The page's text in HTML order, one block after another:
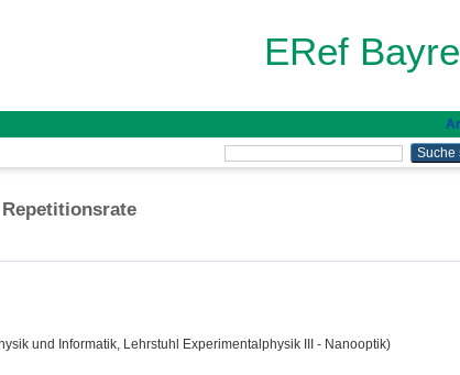
ERef
und Informatik, Lehrstuhl Experimentalphysik III - Nanooptik)